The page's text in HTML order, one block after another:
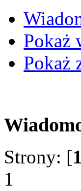
Pokaż
Pokaż
Strony: [1
1